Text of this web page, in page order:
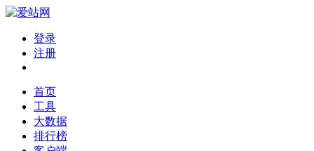
登录
注册
首页
工具
大数据
排行榜